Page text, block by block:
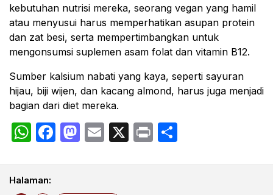
kebutuhan nutrisi mereka, seorang vegan yang hamil
atau menyusui harus memperhatikan asupan protein
dan zat besi, serta mempertimbangkan untuk
mengonsumsi suplemen asam folat dan vitamin B12.
Sumber kalsium nabati yang kaya, seperti sayuran
hijau, biji wijen, dan kacang almond, harus juga menjadi
bagian dari diet mereka.
WhatsApp
Facebook
Mastodon
Email
X Print
Halaman: